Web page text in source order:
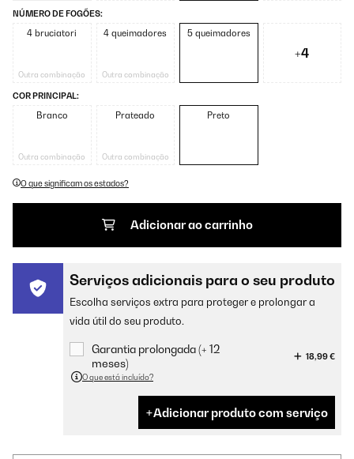
NÚMERO DE FOGÕES:
4 bruciatori
Outra combinação
4 queimadores
Outra combinação
5 queimadores
+4
COR PRINCIPAL:
Branco
Outra combinação
Prateado
Outra combinação
Preto
O que significam os estados?
Adicionar ao carrinho
Serviços adicionais para o seu produto
Escolha serviços extra para proteger e prolongar a
vida útil do seu produto.
Garantia prolongada (+ 12
meses)
18,99 €
O que está incluído?
Adicionar produto com serviço